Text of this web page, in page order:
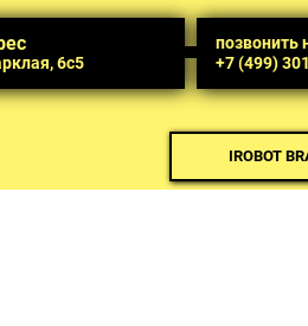
6с5
позвонить
+7 (499)
IROBOT